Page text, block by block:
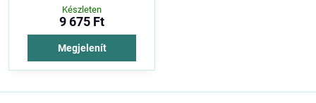
Készleten
9 675 Ft
Megjelenít